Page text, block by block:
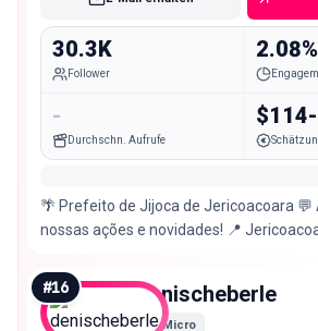
30.3K
Follower
2.08%
-
Durchschn. Aufrufe
🌴 Prefeito de Jijoca de Jericoacoara 💬
nossas ações e novidades! 📍
#16 denischeberle
Micro